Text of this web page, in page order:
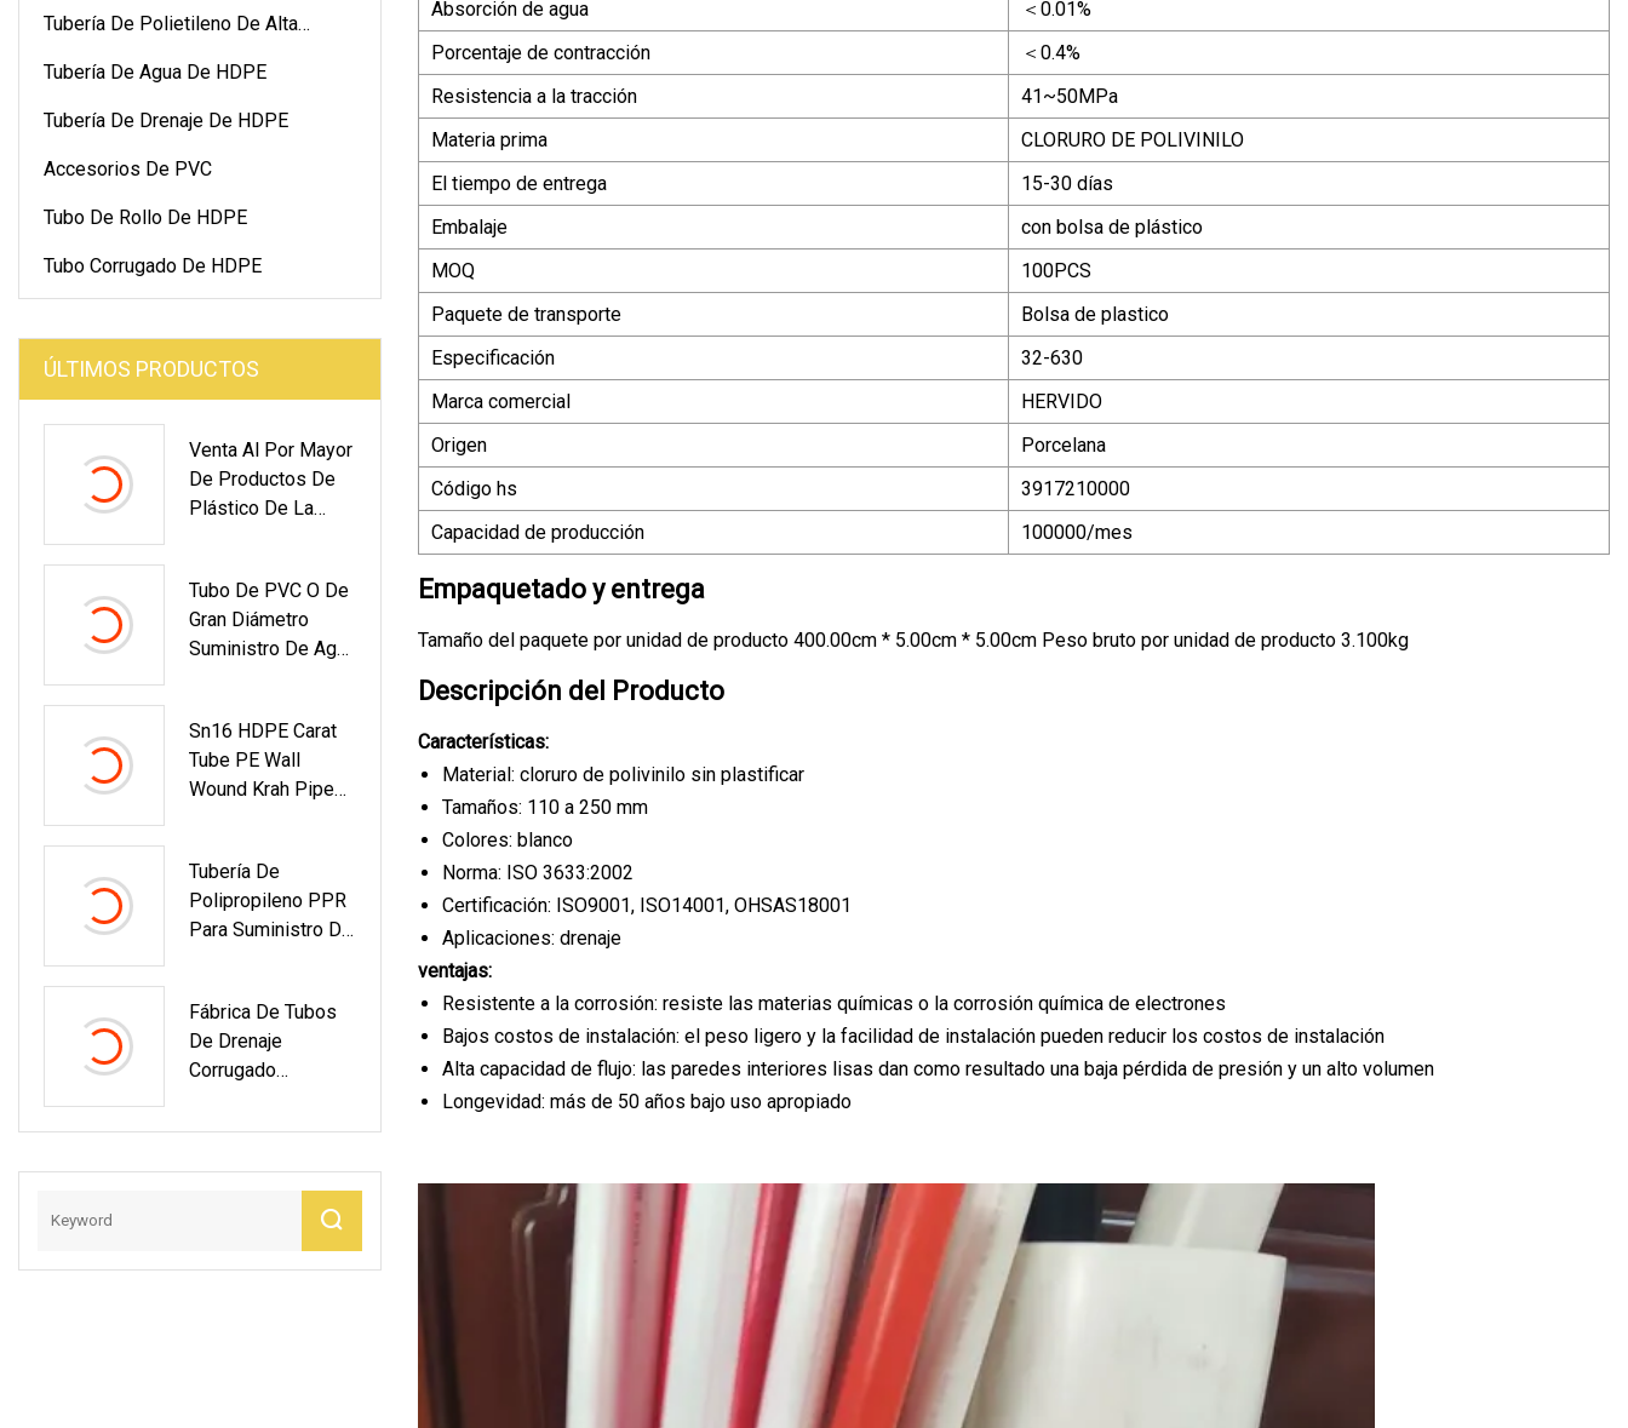
Tubería De Polietileno De Alta
Tubería De Agua De HDPE
Tubería De Drenaje De HDPE
Accesorios De PVC
Tubo De Rollo De HDPE
Tubo Corrugado De HDPE
ÚLTIMOS PRODUCTOS
Venta Al Por Mayor
De Productos De
Plástico De La
Suministro De Agua
Tubo De PVC O De
Gran Diámetro
Suministro De Agua
Tubos De PVC De
Plastick
Sn16 HDPE Carat
Tube PE Wall
Wound Krah Pipe
Fábrica
Tubería De
Polipropileno PPR
Para Suministro De
Fábrica De Tubos
De Drenaje
Corrugado
Subterráneo Jubo
Absorción de agua
＜0.01%
Porcentaje de contracción
＜0.4%
Resistencia a la tracción
41~50MPa
Materia prima
CLORURO DE POLIVINILO
El tiempo de entrega
15-30 días
Embalaje
con bolsa de plástico
MOQ
100PCS
Paquete de transporte
Bolsa de plastico
Especificación
32-630
Marca comercial
HERVIDO
Origen
Porcelana
Código hs
3917210000
Capacidad de producción
100000/mes
Empaquetado y entrega
Tamaño del paquete por unidad de producto 400.00cm * 5.00cm * 5.00cm Peso bruto por unidad de producto 3.100kg
Descripción del Producto
Características:
Material: cloruro de polivinilo sin plastificar
Tamaños: 110 a 250 mm
Colores: blanco
Norma: ISO 3633:2002
Certificación: ISO9001, ISO14001, OHSAS18001
Aplicaciones: drenaje
ventajas:
Resistente a la corrosión: resiste las materias químicas o la corrosión química de electrones
Bajos costos de instalación: el peso ligero y la facilidad de instalación pueden reducir los costos de instalación
Alta capacidad de flujo: las paredes interiores lisas dan como resultado una baja pérdida de presión y un alto volumen
Longevidad: más de 50 años bajo uso apropiado